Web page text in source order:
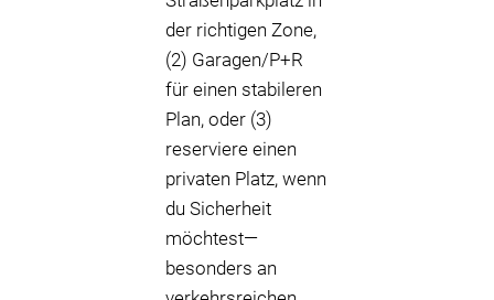
der richtigen Zone,
(2) Garagen/P+R
für einen stabileren
Plan, oder (3)
reserviere einen
privaten Platz, wenn
du Sicherheit
möchtest—
besonders an